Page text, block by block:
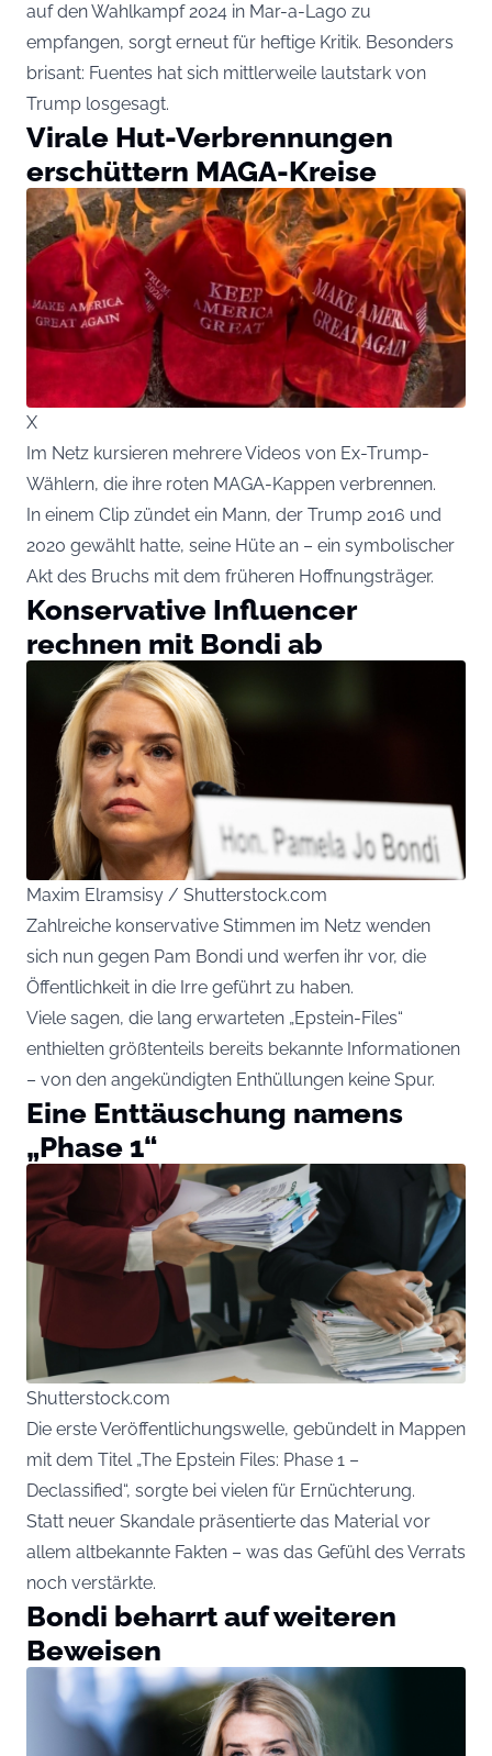
auf den Wahlkampf 2024 in Mar-a-Lago zu
empfangen, sorgt erneut für heftige Kritik. Besonders
brisant: Fuentes hat sich mittlerweile lautstark von
Trump losgesagt.
Virale Hut-Verbrennungen
erschüttern MAGA-Kreise
X
Im Netz kursieren mehrere Videos von Ex-Trump-
Wählern, die ihre roten MAGA-Kappen verbrennen.
In einem Clip zündet ein Mann, der Trump 2016 und
2020 gewählt hatte, seine Hüte an – ein symbolischer
Akt des Bruchs mit dem früheren Hoffnungsträger.
Konservative Influencer
rechnen mit Bondi ab
Maxim Elramsisy / Shutterstock.com
Zahlreiche konservative Stimmen im Netz wenden
sich nun gegen Pam Bondi und werfen ihr vor, die
Öffentlichkeit in die Irre geführt zu haben.
Viele sagen, die lang erwarteten „Epstein-Files“
enthielten größtenteils bereits bekannte Informationen
– von den angekündigten Enthüllungen keine Spur.
Eine Enttäuschung namens
„Phase 1“
Shutterstock.com
Die erste Veröffentlichungswelle, gebündelt in Mappen
mit dem Titel „The Epstein Files: Phase 1 –
Declassified“, sorgte bei vielen für Ernüchterung.
Statt neuer Skandale präsentierte das Material vor
allem altbekannte Fakten – was das Gefühl des Verrats
noch verstärkte.
Bondi beharrt auf weiteren
Beweisen